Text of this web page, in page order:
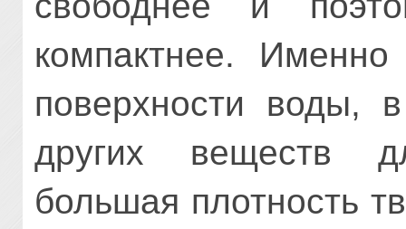
компактнее.
поверхности воды,
других веществ
большая плотность